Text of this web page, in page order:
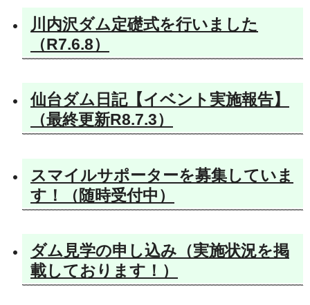
川内沢ダム定礎式を行いました
（R7.6.8）
仙台ダム日記【イベント実施報告】
（最終更新R8.7.3）
スマイルサポーターを募集していま
す！（随時受付中）
ダム見学の申し込み（実施状況を掲
載しております！）